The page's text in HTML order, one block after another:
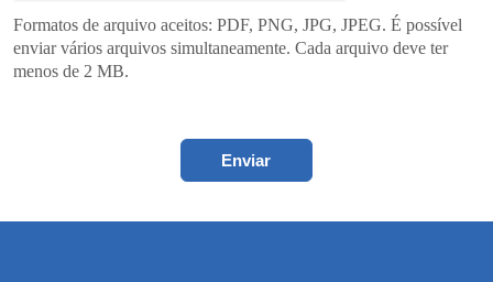
Formatos de arquivo aceitos: PDF, PNG, JPG, JPEG. É possível
enviar vários arquivos simultaneamente. Cada arquivo deve ter
menos de 2 MB.
Enviar